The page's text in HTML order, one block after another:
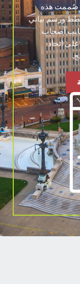
صُممت هذه
تحتوي على أكثر من 300 مخطط ورسم بياني
أصحاب
اتخاذ